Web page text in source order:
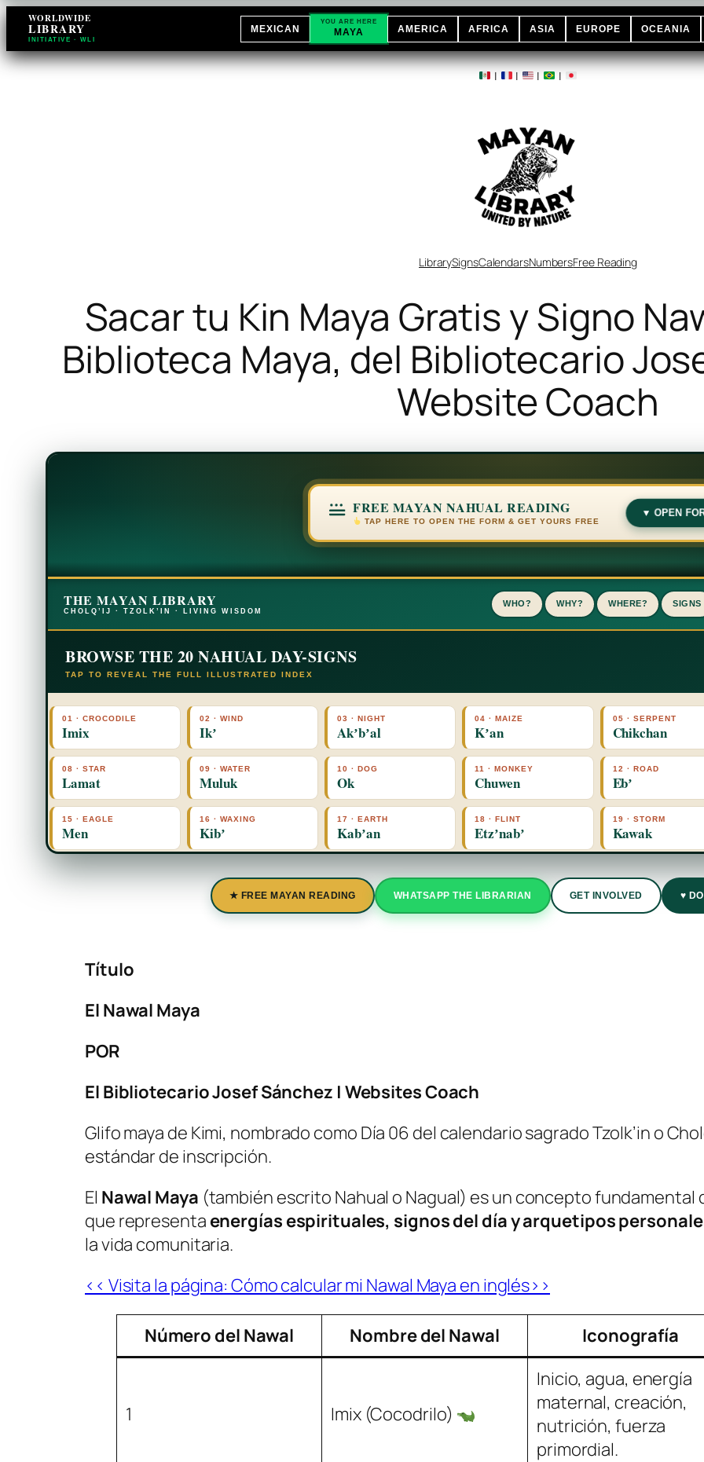
WORLDWIDE
LIBRARY
INITIATIVE · WLI
MEXICAN
YOU ARE HERE
MAYA AMERICA AFRICA ASIA EUROPE OCEANIA
| | | |
LibrarySignsCalendarsNumbersFree Reading
Sacar tu Kin Maya Gratis y Signo
Biblioteca Maya, del Bibliotecario
Website Coach
FREE MAYAN NAHUAL READING
TAP HERE TO OPEN THE FORM & GET YOURS FREE
▼ OPEN
THE MAYAN LIBRARY
CHOLQ’IJ · TZOLK’IN · LIVING WISDOM
WHO? WHY? WHERE? SIGNS
BROWSE THE 20 NAHUAL DAY-SIGNS
TAP TO REVEAL THE FULL ILLUSTRATED INDEX
01 · CROCODILE
Imix
02 · WIND
Ikʼ
03 · NIGHT
Akʼbʼal
04 · MAIZE
Kʼan
05 · SERPENT
Chikchan
08 · STAR
Lamat
09 · WATER
Muluk
10 · DOG
Ok
11 · MONKEY
Chuwen
12 · ROAD
Ebʼ
15 · EAGLE
Men
16 · WAXING
Kibʼ
17 · EARTH
Kabʼan
18 · FLINT
Etzʼnabʼ
19 · STORM
Kawak
★ FREE MAYAN READING WHATSAPP THE LIBRARIAN GET INVOLVED ♥
Título
El Nawal Maya
POR
El Bibliotecario Josef Sánchez | Websites Coach
Glifo maya de Kimi, nombrado como Día 06 del calendario sagradoTzolk’in o
estándar de inscripción.
El Nawal Maya (también escrito Nahual o Nagual) es un concepto fundamental
que representa energías espirituales, signos del día y arquetipos
la vida comunitaria.
<< Visita la página: Cómo calcular mi Nawal Maya en inglés>>
Número del Nawal Nombre del Nawal Iconografía
1 Imix (Cocodrilo)
Inicio, agua, energía
maternal, creación,
nutrición, fuerza
primordial.